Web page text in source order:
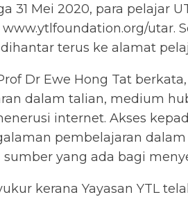
31 Mei 2020, para pelajar
www.ytlfoundation.org/utar.
terus ke alamat
Dr Ewe Hong Tat
dalam talian, medium
internet. Akses
pembelajaran
sumber yang ada bagi
kerana Yayasan YTL